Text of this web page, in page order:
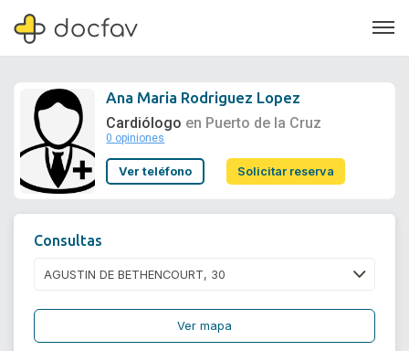
Soporte
Ana Maria Rodriguez Lopez
Cardiólogo en Puerto de la Cruz
0 opiniones
Ver teléfono Solicitar reserva
Consultas
Ver mapa